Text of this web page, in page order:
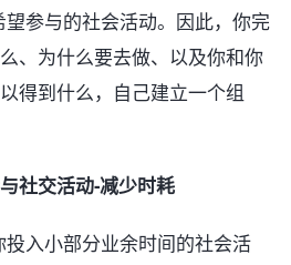
参与的社会活动。因此，你完
、为什么要去做、以及你和你
得到什么，自己建立一个组
社交活动-减少时耗
入小部分业余时间的社会活